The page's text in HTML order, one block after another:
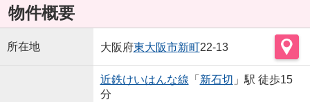
物件概要
所在地 大阪府東大阪市新町22-13
近鉄けいはんな線 「 新石切 」駅 徒歩15
分